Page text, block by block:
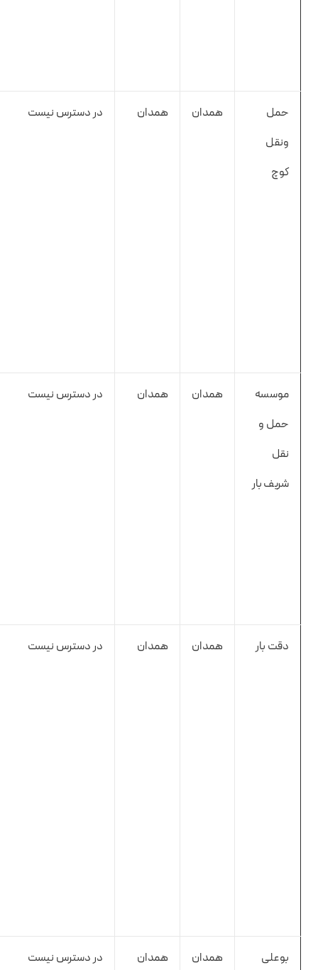
حمل
ونقل
کوچ
همدان همدان در دسترس نیست
موسسه
حمل و
نقل
شریف بار
همدان همدان در دسترس نیست
دقت بار همدان همدان در دسترس نیست
بوعلی همدان همدان در دسترس نیست